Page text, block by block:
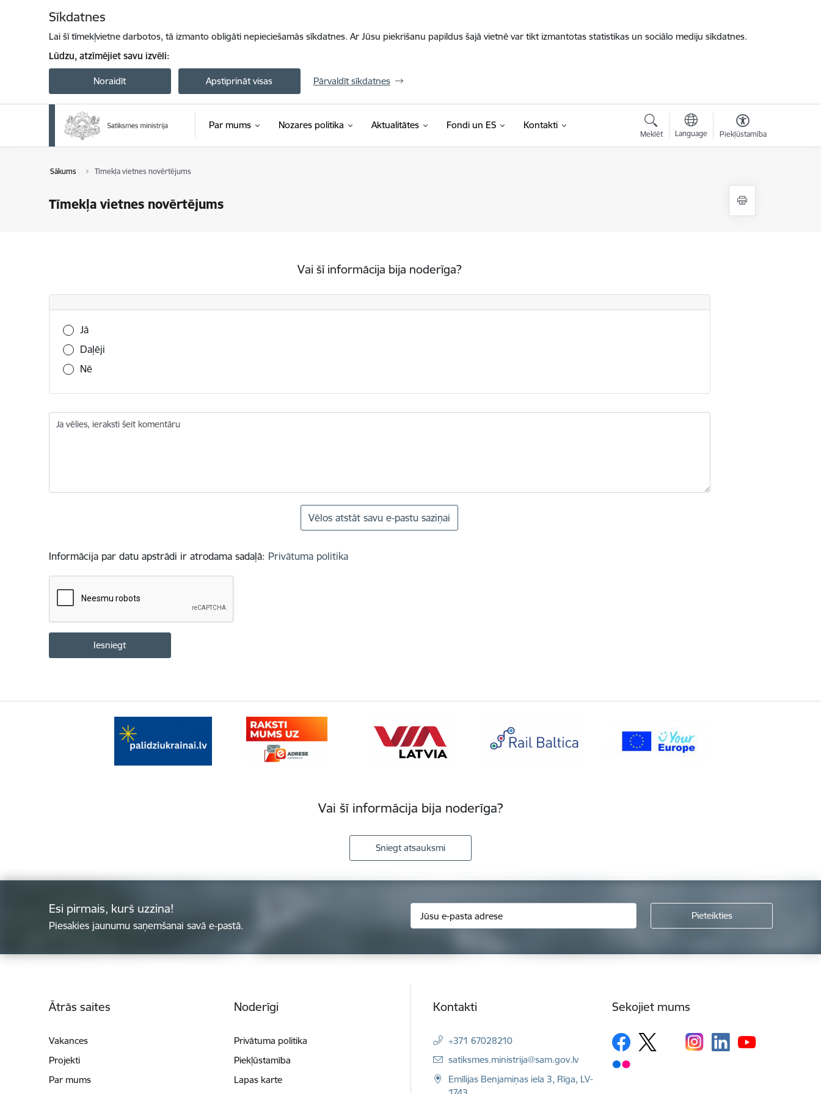
Sīkdatnes
Lai šī tīmekļvietne darbotos, tā izmanto obligāti nepieciešamās sīkdatnes. Ar Jūsu piekrišanu papildus šajā vietnē var tikt izmantotas statistikas un sociālo mediju sīkdatnes.
Lūdzu, atzīmējiet savu izvēli:
Noraidīt Apstiprināt visas Pārvaldīt sīkdatnes
Par mums Nozares politika Aktualitātes Fondi un ES Kontakti
Meklēt Language Piekļūstamība
Sākums Tīmekļa vietnes novērtējums
Tīmekļa vietnes novērtējums
Vai šī informācija bija noderīga?
Vai šī informācija bija noderīga?
Jā
Daļēji
Nē
Ja vēlies, ieraksti šeit komentāru
Vēlos atstāt savu e-pastu saziņai
Informācija par datu apstrādi ir atrodama sadaļā: Privātuma politika
Vai šī informācija bija noderīga?
Sniegt atsauksmi
Esi pirmais, kurš uzzina!
Piesakies jaunumu saņemšanai savā e-pastā.
Ātrās saites
Vakances
Projekti
Par mums
Noderīgi
Privātuma politika
Piekļūstamība
Lapas karte
Kontakti
+371 67028210
E-pasts:
satiksmes.ministrija@sam.gov.lv
Emīlijas Benjamiņas iela 3, Rīga, LV-
Sekojiet mums